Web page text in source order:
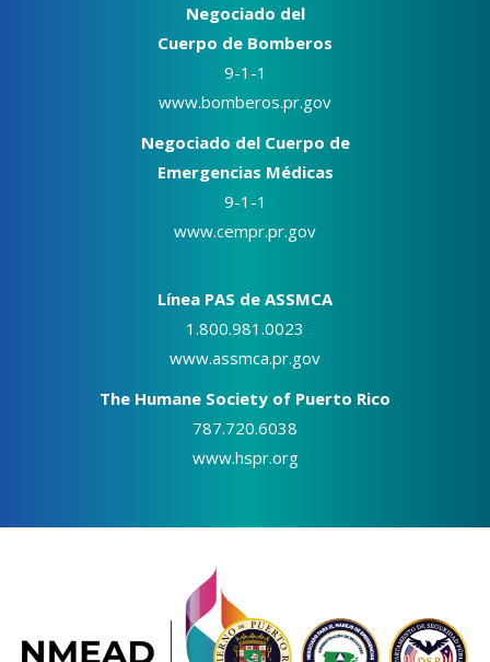
Negociado del
Cuerpo de Bomberos
9-1-1
www.bomberos.pr.gov
Negociado del Cuerpo de
Emergencias Médicas
9-1-1
www.cempr.pr.gov
Línea PAS de ASSMCA
1.800.981.0023
www.assmca.pr.gov
The Humane Society of Puerto Rico
787.720.6038
www.hspr.org